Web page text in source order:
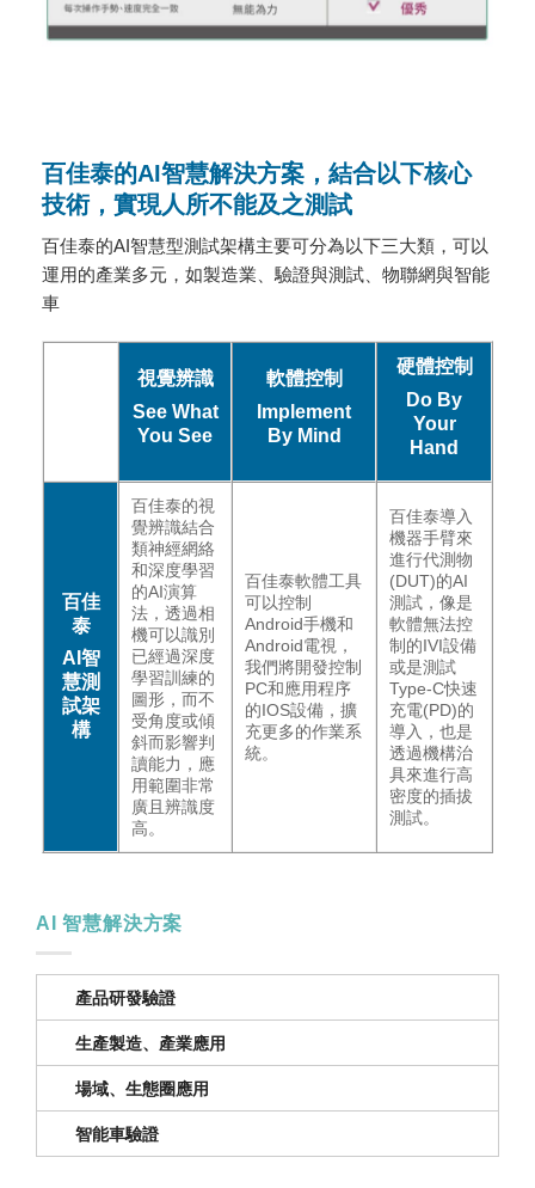
百佳泰的AI智慧解決方案，結合以下核心
技術，實現人所不能及之測試
百佳泰的AI智慧型測試架構主要可分為以下三大類，可以
運用的產業多元，如製造業、驗證與測試、物聯網與智能
車
視覺辨識
See What
You See
軟體控制
Implement
By Mind
硬體控制
Do By
Your
Hand
百佳
泰
AI智
慧測
試架
構
百佳泰的視
覺辨識結合
類神經網絡
和深度學習
的AI演算
法，透過相
機可以識別
已經過深度
學習訓練的
圖形，而不
受角度或傾
斜而影響判
讀能力，應
用範圍非常
廣且辨識度
高。
百佳泰軟體工具
可以控制
Android手機和
Android電視，
我們將開發控制
PC和應用程序
的IOS設備，擴
充更多的作業系
統。
百佳泰導入
機器手臂來
進行代測物
(DUT)的AI
測試，像是
軟體無法控
制的IVI設備
或是測試
Type-C快速
充電(PD)的
導入，也是
透過機構治
具來進行高
密度的插拔
測試。
AI 智慧解決方案
產品研發驗證
生產製造、產業應用
場域、生態圈應用
智能車驗證